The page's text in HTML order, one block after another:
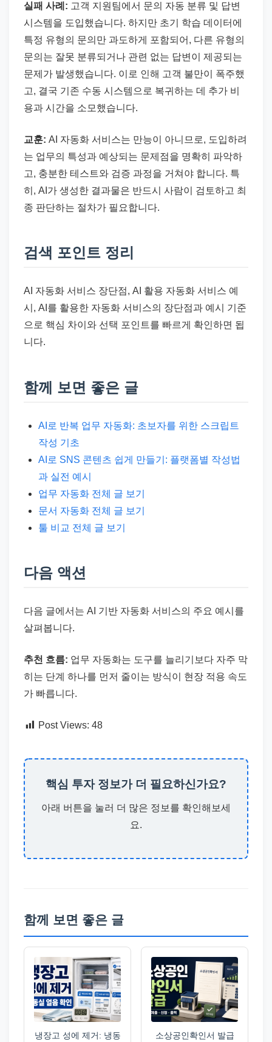
실패 사례: 고객 지원팀에서 문의 자동 분류 및 답변
시스템을 도입했습니다. 하지만 초기 학습 데이터에
특정 유형의 문의만 과도하게 포함되어, 다른 유형의
문의는 잘못 분류되거나 관련 없는 답변이 제공되는
문제가 발생했습니다. 이로 인해 고객 불만이 폭주했
고, 결국 기존 수동 시스템으로 복귀하는 데 추가 비
용과 시간을 소모했습니다.
교훈: AI 자동화 서비스는 만능이 아니므로, 도입하려
는 업무의 특성과 예상되는 문제점을 명확히 파악하
고, 충분한 테스트와 검증 과정을 거쳐야 합니다. 특
히, AI가 생성한 결과물은 반드시 사람이 검토하고 최
종 판단하는 절차가 필요합니다.
검색 포인트 정리
AI 자동화 서비스 장단점, AI 활용 자동화 서비스 예
시, AI를 활용한 자동화 서비스의 장단점과 예시 기준
으로 핵심 차이와 선택 포인트를 빠르게 확인하면 됩
니다.
함께 보면 좋은 글
AI로 반복 업무 자동화: 초보자를 위한 스크립트
작성 기초
AI로 SNS 콘텐츠 쉽게 만들기: 플랫폼별 작성법
과 실전 예시
업무 자동화 전체 글 보기
문서 자동화 전체 글 보기
툴 비교 전체 글 보기
다음 액션
다음 글에서는 AI 기반 자동화 서비스의 주요 예시를
살펴봅니다.
추천 흐름: 업무 자동화는 도구를 늘리기보다 자주 막
히는 단계 하나를 먼저 줄이는 방식이 현장 적용 속도
가 빠릅니다.
Post Views: 48
핵심 투자 정보가 더 필요하신가요?
아래 버튼을 눌러 더 많은 정보를 확인해보세
요.
함께 보면 좋은 글
냉장고 성에 제거: 냉동
소상공인확인서 발급